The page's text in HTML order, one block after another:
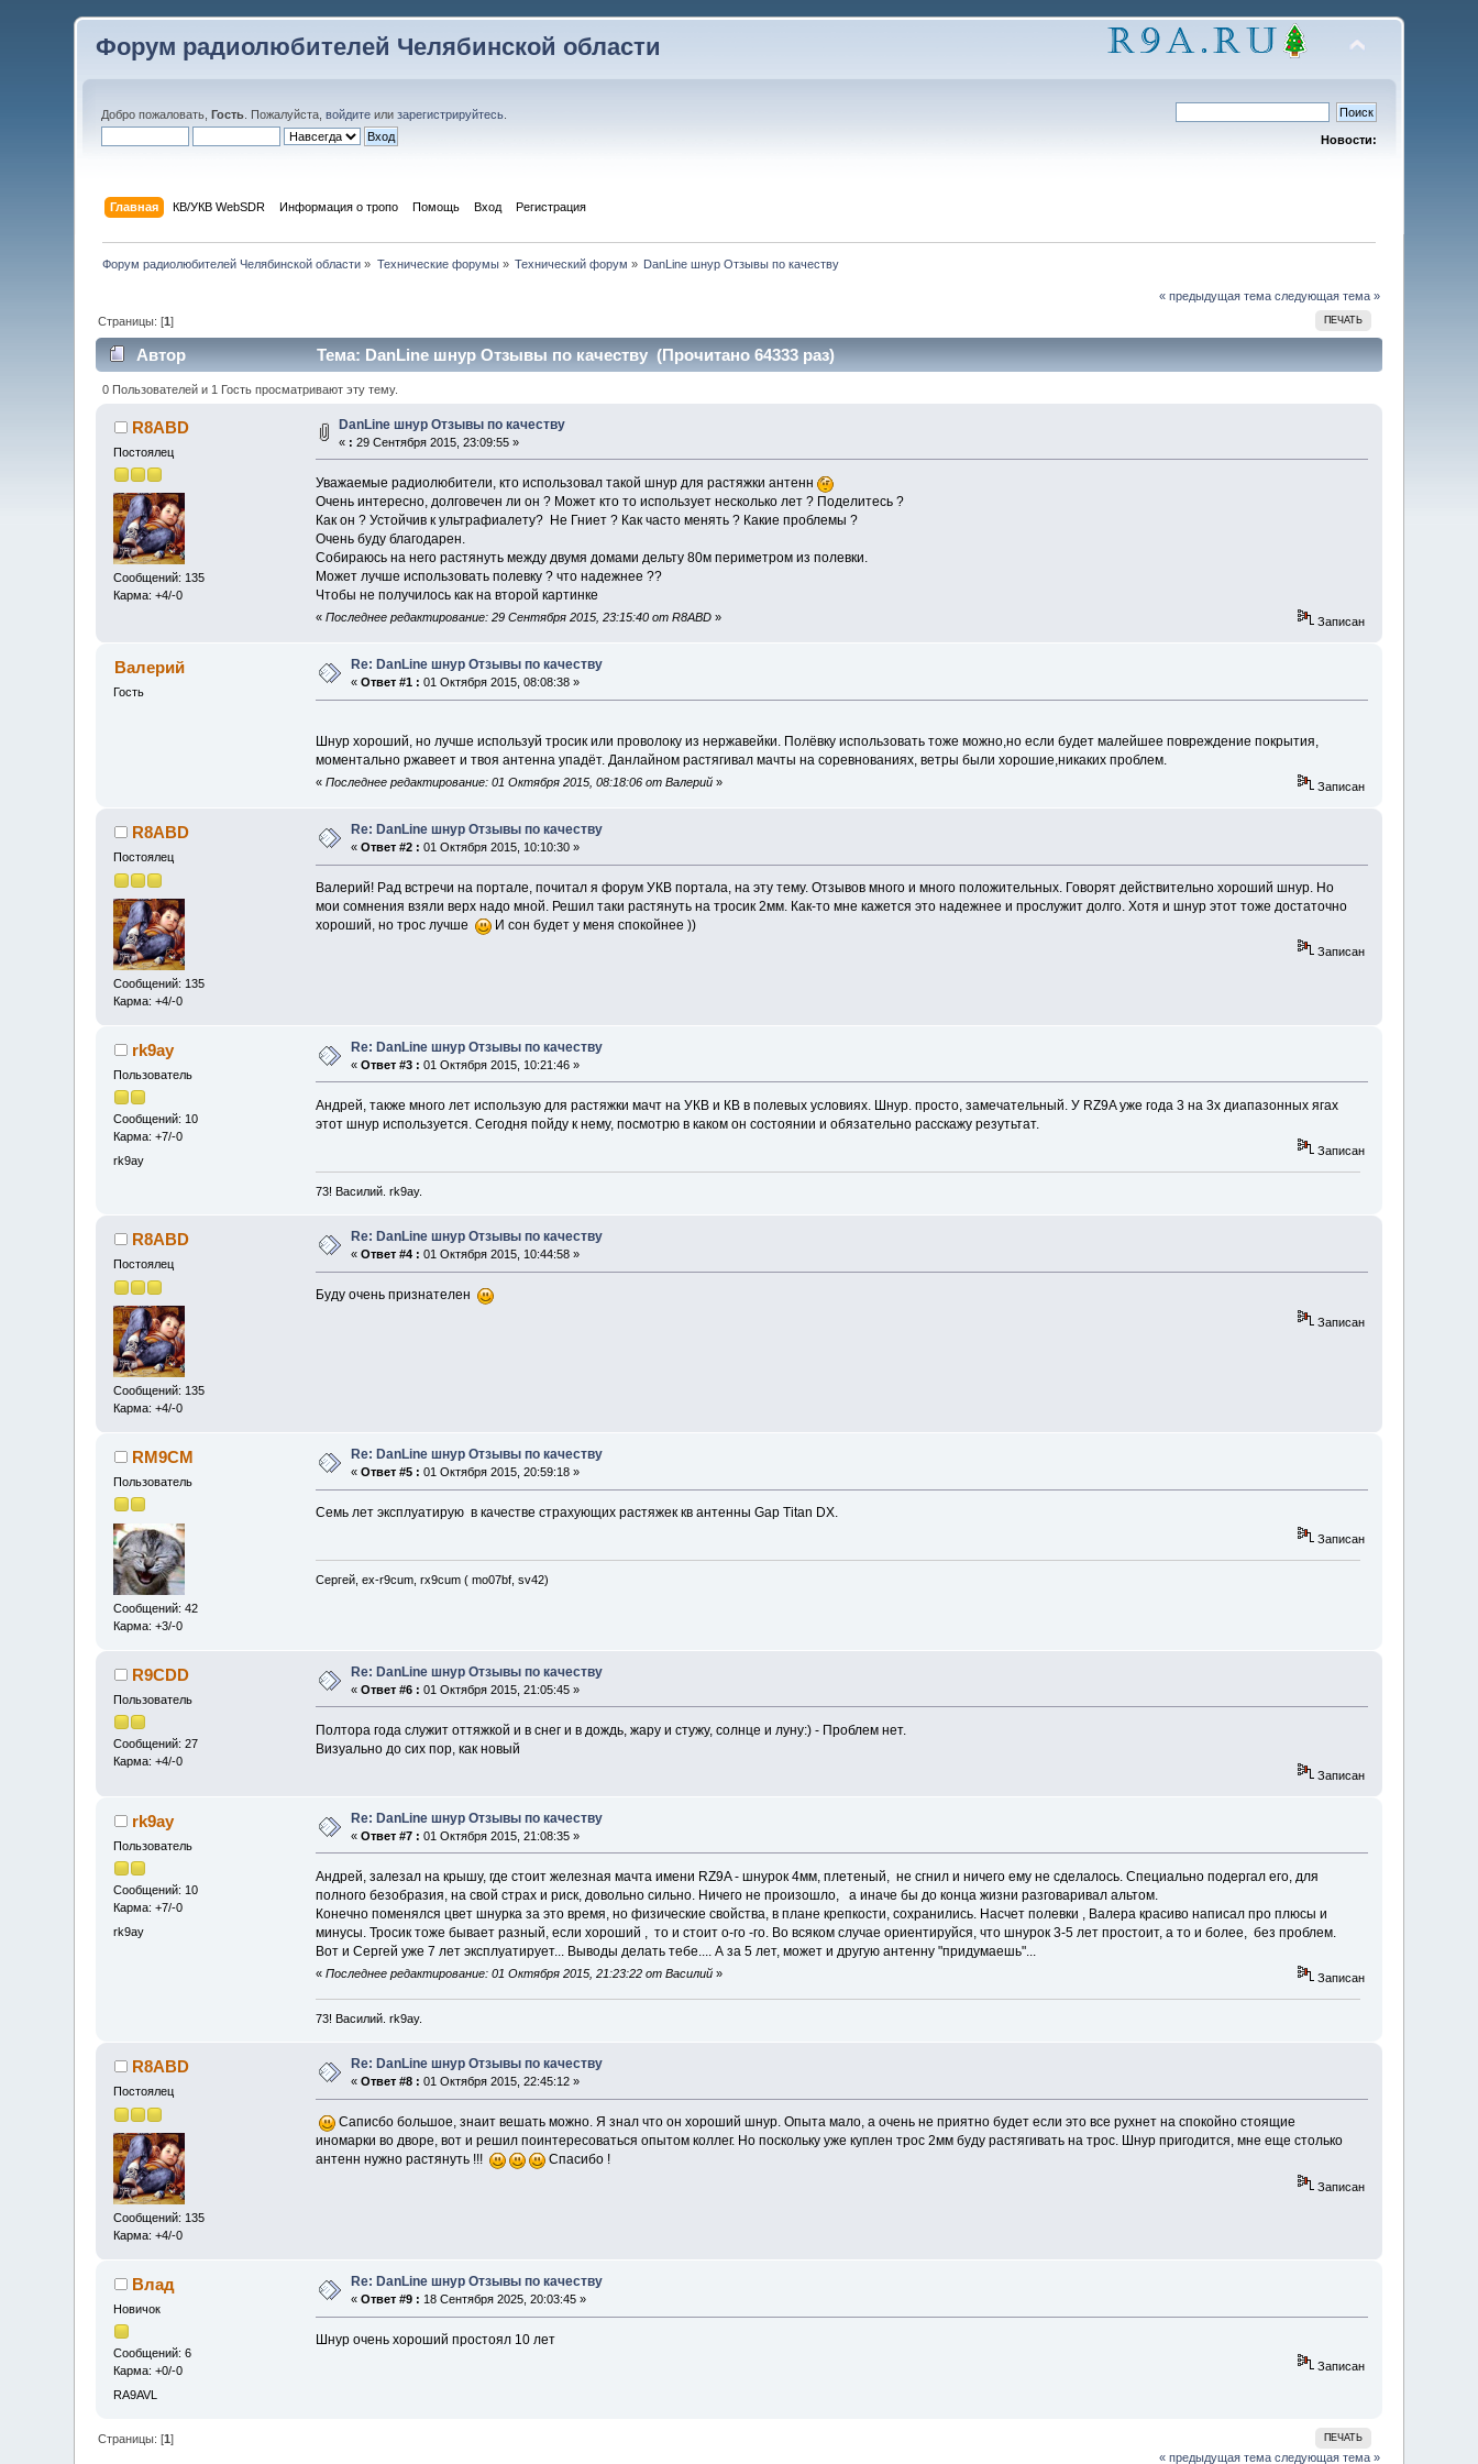
Форум радиолюбителей Челябинской области
Добро пожаловать,Гость . Пожалуйста,войдите илизарегистрируйтесь
Новости:
Главная КВ/УКВ WebSDR Информация о тропо Помощь Вход Регистрация
Форум радиолюбителей Челябинской области » Технические форумы» Технический форум » DanLine шнур Отзывы по качеству
« предыдущая тема следующая тема »
ПЕЧАТЬ
Страницы: [1]
Автор Тема: DanLine шнур Отзывы по качеству (Прочитано 64333 раз)
0 Пользователей и 1 Гость просматривают эту тему.
R8ABD
Постоялец
Сообщений: 135
Карма: +4/-0
DanLine шнур Отзывы по качеству
« : 29 Сентября 2015, 23:09:55 »
Уважаемые радиолюбители, кто использовал такой шнур для растяжки антенн
Очень интересно, долговечен ли он ? Может кто то использует несколько лет ? Поделитесь ?
Как он ? Устойчив к ультрафиалету? Не Гниет ? Как часто менять ? Какие проблемы ?
Очень буду благодарен.
Собираюсь на него растянуть между двумя домами дельту 80м периметром из полевки.
Может лучше использовать полевку ? что надежнее ??
Чтобы не получилось как на второй картинке
« Последнее редактирование: 29 Сентября 2015, 23:15:40 от R8ABD» Записан
Валерий
Гость
Re: DanLine шнур Отзывы по качеству
«Ответ #1 : 01 Октября 2015, 08:08:38 »
Шнур хороший, но лучше используй тросик или проволоку из нержавейки. Полёвку использовать тоже можно,но если будет малейшее повреждение покрытия,
моментально ржавеет и твоя антенна упадёт. Данлайном растягивал мачты на соревнованиях, ветры были хорошие,никаких проблем.
« Последнее редактирование: 01 Октября 2015, 08:18:06 от Валерий» Записан
R8ABD
Постоялец
Сообщений: 135
Карма: +4/-0
Re: DanLine шнур Отзывы по качеству
«Ответ #2 : 01 Октября 2015, 10:10:30 »
Валерий! Рад встречи на портале, почитал я форум УКВ портала, на эту тему. Отзывов много и много положительных. Говорят действительно хороший шнур. Но
мои сомнения взяли верх надо мной. Решил таки растянуть на тросик 2мм. Как-то мне кажется это надежнее и прослужит долго. Хотя и шнур этот тоже достаточно
хороший, но трос лучше
И сон будет у меня спокойнее ))
Записан
rk9ay
Пользователь
Сообщений: 10
Карма: +7/-0
rk9ay
Re: DanLine шнур Отзывы по качеству
«Ответ #3 : 01 Октября 2015, 10:21:46 »
Андрей, также много лет использую для растяжки мачт на УКВ и КВ в полевых условиях. Шнур. просто, замечательный. У RZ9A уже года 3 на 3х диапазонных ягах
этот шнур используется. Сегодня пойду к нему, посмотрю в каком он состоянии и обязательно расскажу резутьтат.
Записан
73! Василий. rk9ay.
R8ABD
Постоялец
Сообщений: 135
Карма: +4/-0
Re: DanLine шнур Отзывы по качеству
«Ответ #4 : 01 Октября 2015, 10:44:58 »
Буду очень признателен
Записан
RM9CM
Пользователь
Сообщений: 42
Карма: +3/-0
Re: DanLine шнур Отзывы по качеству
«Ответ #5 : 01 Октября 2015, 20:59:18 »
Семь лет эксплуатирую в качестве страхующих растяжек кв антенны Gap Titan DX.
Записан
Сергей, ex-r9cum, rx9cum ( mo07bf, sv42)
R9CDD
Пользователь
Сообщений: 27
Карма: +4/-0
Re: DanLine шнур Отзывы по качеству
«Ответ #6 : 01 Октября 2015, 21:05:45 »
Полтора года служит оттяжкой и в снег и в дождь, жару и стужу, солнце и луну:) - Проблем нет.
Визуально до сих пор, как новый
Записан
rk9ay
Пользователь
Сообщений: 10
Карма: +7/-0
rk9ay
Re: DanLine шнур Отзывы по качеству
«Ответ #7 : 01 Октября 2015, 21:08:35 »
Андрей, залезал на крышу, где стоит железная мачта имени RZ9A - шнурок 4мм, плетеный, не сгнил и ничего ему не сделалось. Специально подергал его, для
полного безобразия, на свой страх и риск, довольно сильно. Ничего не произошло, а иначе бы до конца жизни разговаривал альтом.
Конечно поменялся цвет шнурка за это время, но физические свойства, в плане крепкости, сохранились. Насчет полевки , Валера красиво написал про плюсы и
минусы. Тросик тоже бывает разный, если хороший , то и стоит о-го -го. Во всяком случае ориентируйся, что шнурок 3-5 лет простоит, а то и более, без проблем.
Вот и Сергей уже 7 лет эксплуатирует... Выводы делать тебе.... А за 5 лет, может и другую антенну "придумаешь"...
« Последнее редактирование: 01 Октября 2015, 21:23:22 от Василий» Записан
73! Василий. rk9ay.
R8ABD
Постоялец
Сообщений: 135
Карма: +4/-0
Re: DanLine шнур Отзывы по качеству
«Ответ #8 : 01 Октября 2015, 22:45:12 »
Саписбо большое, знаит вешать можно. Я знал что он хороший шнур. Опыта мало, а очень не приятно будет если это все рухнет на спокойно стоящие
иномарки во дворе, вот и решил поинтересоваться опытом коллег. Но поскольку уже куплен трос 2мм буду растягивать на трос. Шнур пригодится, мне еще столько
антенн нужно растянуть !!!
Спасибо !
Записан
Влад
Новичок
Сообщений: 6
Карма: +0/-0
RA9AVL
Re: DanLine шнур Отзывы по качеству
«Ответ #9 : 18 Сентября 2025, 20:03:45 »
Шнур очень хороший простоял 10 лет
Записан
ПЕЧАТЬ
Страницы: [1]
« предыдущая тема следующая тема »